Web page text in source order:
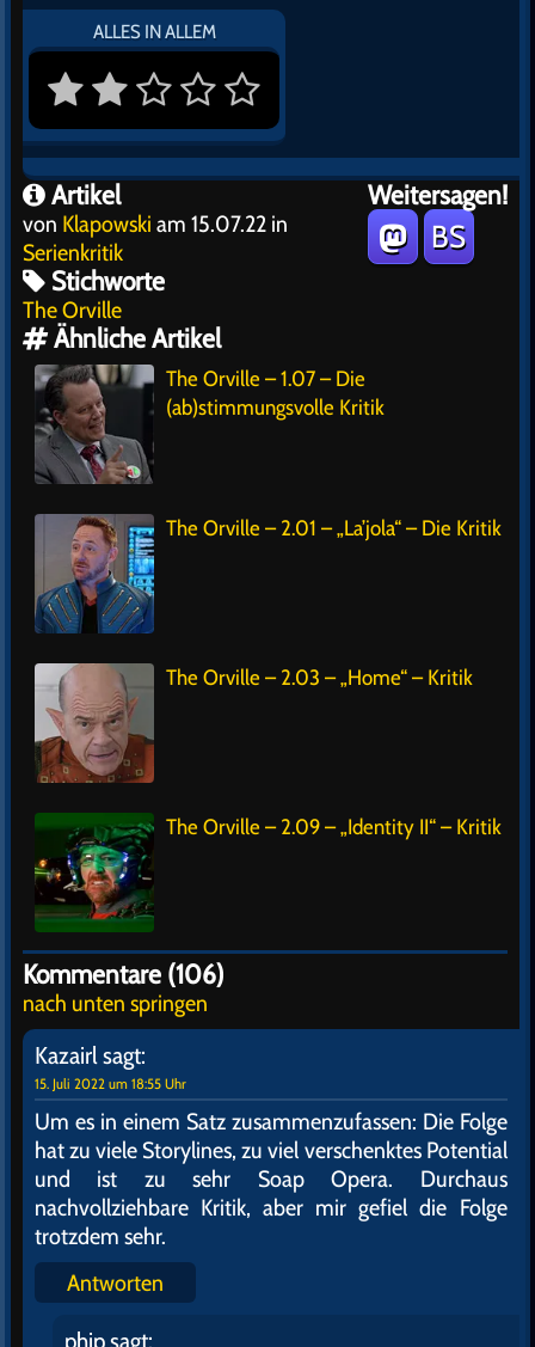
ALLES IN ALLEM
Weitersagen!
BS
Artikel
von Klapowski am 15.07.22 in
Serienkritik
Stichworte
The Orville
Ähnliche Artikel
The Orville – 1.07 – Die
(ab)stimmungsvolle Kritik
The Orville – 2.01 – „La’jola“ – Die Kritik
The Orville – 2.03 – „Home“ – Kritik
The Orville – 2.09 – „Identity II“ – Kritik
Kommentare (106)
nach unten springen
Kazairlsagt:
15. Juli 2022 um 18:55 Uhr
Um es in einem Satz zusammenzufassen: Die Folge
hat zu viele Storylines, zu viel verschenktes Potential
und ist zu sehr Soap Opera. Durchaus
nachvollziehbare Kritik, aber mir gefiel die Folge
trotzdem sehr.
Antworten
phipsagt: